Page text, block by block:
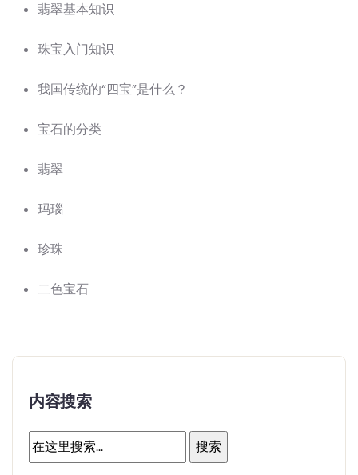
翡翠基本知识
珠宝入门知识
我国传统的“四宝”是什么？
宝石的分类
翡翠
玛瑙
珍珠
二色宝石
内容搜索